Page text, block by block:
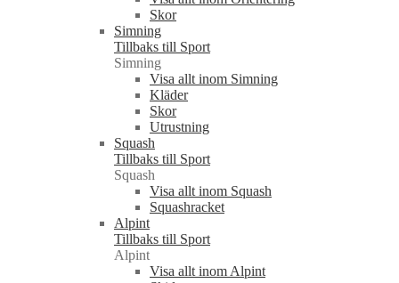
Skor
Simning
Tillbaks till Sport
Simning
Visa allt inom Simning
Kläder
Skor
Utrustning
Squash
Tillbaks till Sport
Squash
Visa allt inom Squash
Squashracket
Alpint
Tillbaks till Sport
Alpint
Visa allt inom Alpint